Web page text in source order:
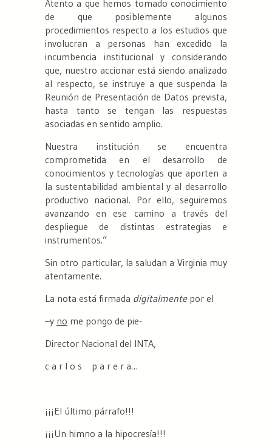
Atento a que hemos tomado conocimiento
de que posiblemente algunos
procedimientos respecto a los estudios que
involucran a personas han excedido la
incumbencia institucional y considerando
que, nuestro accionar está siendo analizado
al respecto, se instruye a que suspenda la
Reunión de Presentación de Datos prevista,
hasta tanto se tengan las respuestas
asociadas en sentido amplio.
Nuestra institución se encuentra
comprometida en el desarrollo de
conocimientos y tecnologías que aporten a
la sustentabilidad ambiental y al desarrollo
productivo nacional. Por ello, seguiremos
avanzando en ese camino a través del
despliegue de distintas estrategias e
instrumentos.”
Sin otro particular, la saludan a Virginia muy
atentamente.
La nota está firmada digitalmentepor el
–y no me pongo de pie-
Director Nacional del INTA,
c a r l o s p a r e r a…
¡¡¡El último párrafo!!!
¡¡¡Un himno a la hipocresía!!!